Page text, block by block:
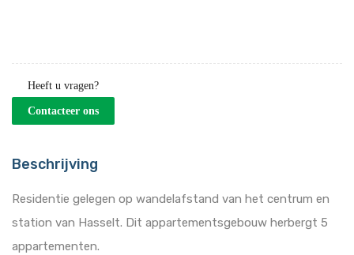
Heeft u vragen?
Contacteer ons
Beschrijving
Residentie gelegen op wandelafstand van het centrum en
station van Hasselt. Dit appartementsgebouw herbergt 5
appartementen.